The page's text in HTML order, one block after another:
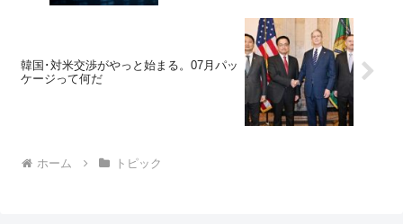
韓国･対米交渉がやっと始まる。07月パッ
ケージって何だ
ホーム トピック